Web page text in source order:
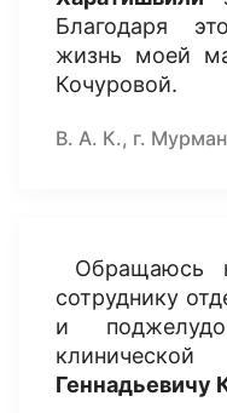
Благодаря
жизнь моей
Кочуровой.
В. А. К., г.
Обращаюсь
сотруднику
и
Геннадьевичу